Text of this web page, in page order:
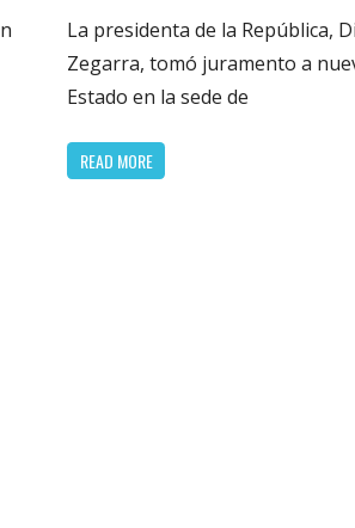
La presidenta de la República,
Zegarra, tomó juramento a
Estado en la sede de
READ MORE